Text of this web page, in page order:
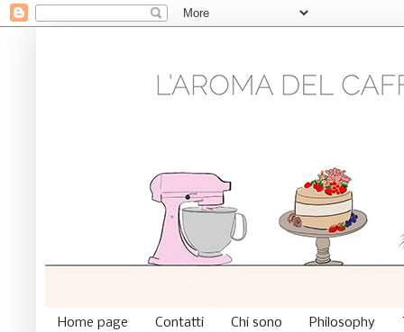
Home page Contatti Chi sono Philosophy